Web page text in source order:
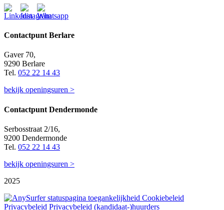
Contactpunt Berlare
Gaver 70,
9290 Berlare
Tel. 052 22 14 43
bekijk openingsuren >
Contactpunt Dendermonde
Serbosstraat 2/16,
9200 Dendermonde
Tel. 052 22 14 43
bekijk openingsuren >
2025
Cookiebeleid
Privacybeleid Privacybeleid (kandidaat-)huurders